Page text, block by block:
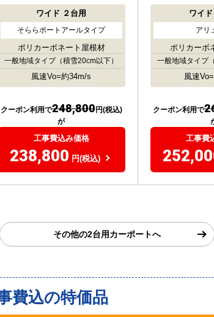
ワイド ２台用
そららポートアールタイプ
ポリカーボネート屋根材
一般地域タイプ （積雪20cm以下）
風速Vo=約34m/s
クーポン利用で248,800円(税込)
が
工事費込み価格
238,800 円(税込)
ワイド
アリ
ポリカーボ
一般地域タイプ
風速
クーポン利用で
工事費
その他の2台用カーポートへ
費込の特価品